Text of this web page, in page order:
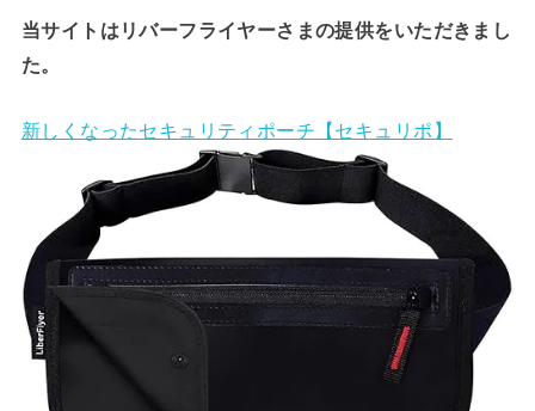
当サイトはリバーフライヤーさまの提供をいただきまし
た。
新しくなったセキュリティポーチ【セキュリポ】